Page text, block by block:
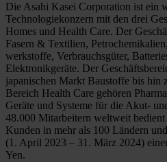
Die Asahi Kasei Corporation ist ein
Technologiekonzern mit den drei
Homes und Health Care. Der
Fasern & Textilien,
werkstoffe, Verbrauchsgüter,
Elektronikgeräte. Der
japanischen Markt Baustoffe bis hin
Bereich Health Care gehören
Geräte und Systeme für die Akut-
48.000 Mitarbeitern weltweit
Kunden in mehr als 100 Ländern
(1. April 2023 – 31. März 2024)
Yen.